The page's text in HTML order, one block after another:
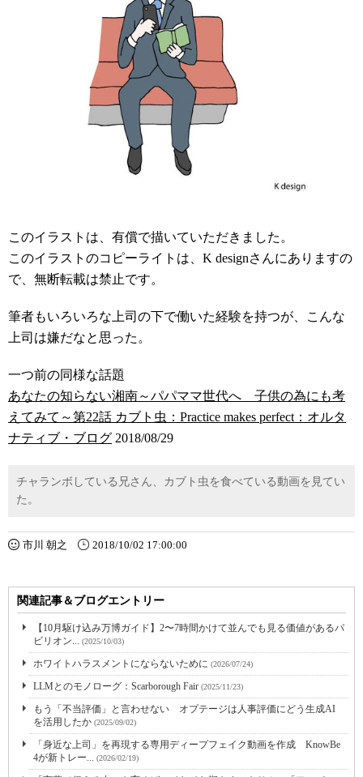
このイラストは、有償で描いていただきました。
このイラストのコピーライトは、K designさんにありますの
で、無断転載は禁止です。
筆者もいろいろな上司の下で働いた経験を持つが、こんな
上司は嫌だなと思った。
一つ前の同様な話題
あなたの知らない湘南～パパママ世代へ 子供の為にも考
えてみて～第22話 カブト虫：Practice makes perfect：オルタ
ナティブ・ブログ 2018/08/29
チャランボしている兄さん、カブト虫を食べている動画を見てい
た。
市川 朝之 2018/10/02 17:00:00
関連記事＆ブログエントリー
【10月駆け込み万博ガイド】2〜7時間かけて並んでも見る価値があるパ
ビリオン... (2025/10/03)
ホワイトハラスメントにならないために (2026/07/24)
LLMとのモノローグ：Scarborough Fair (2025/11/23)
もう「不当評価」と言わせない オプテージは人事評価にどう生成AI
を活用したか (2025/09/02)
「身近な上司」を再現する専用ディープフェイク動画を作成 KnowBe
4が新トレー... (2026/02/19)